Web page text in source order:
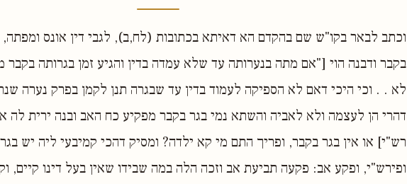
וכתב לבאר בקו"ש שם בהקדם הא דאיתא בכתובות (לח,ב), לגבי דין אונס
בקבר ודבנה הוי ["אם מתה בנערותה עד שלא עמדה בדין והגיע זמן בגרותה בקבר
לא . . וכי היכי דאם לא הספיקה לעמוד בדין עד שבגרה תנן לקמן בפרק נערה
דהרי הן לעצמה ולא לאביה והשתא נמי בגר בקבר מפקיע כח האב ובנה ירית לה
רש"י] או אין בגר בקבר, ופריך התם מי קא ילדה? ומסיק דהכי קמיבעי ליה יש
ופירש"י, ופקע אב: פקעה תביעת אב וזכה הלה במה שבידו שאין בעל דינו קיים,